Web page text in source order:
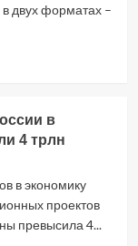
в двух форматах –
в
4 трлн
в экономику
проектов
превысила 4...